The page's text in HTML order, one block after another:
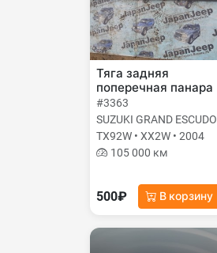
Тяга задняя
поперечная панара
#3363
SUZUKI GRAND ESCUDO
TX92W • XX2W • 2004
105 000 км
500₽ В корзину